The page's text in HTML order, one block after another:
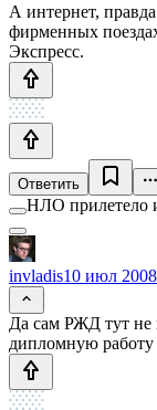
А интернет,
фирменных
Экспресс.
Ответить
НЛО прилетело
invladis10 июл
Да сам РЖД тут не
дипломную